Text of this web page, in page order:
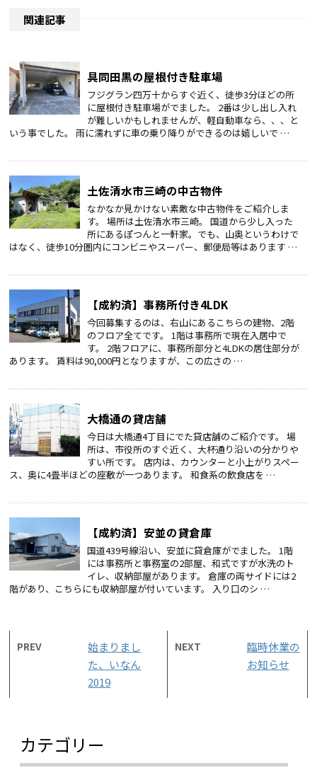
関連記事
具同田黒の屋根付き駐車場
フジグラン四万十からすぐ近く、徒歩3分ほどの所
に屋根付き駐車場がでました。 2番は少し出し入れ
が難しいかもしれませんが、軽自動車なら、、、と
いう事でした。 雨に濡れずに車の乗り降りができるのは嬉しいで …
土佐清水市三崎の中古物件
なかなか見かけない素敵な中古物件をご紹介しま
す。 場所は土佐清水市三崎。 国道から少し入った
所にあるぽつんと一軒家。でも、山奥というわけで
はなく、徒歩10分圏内にコンビニやスーパー、郵便局等はあります …
【成約済】事務所付き4LDK
今回募集するのは、右山にあるこちらの建物、2階
のフロア全てです。 1階は事務所で現在入居中で
す。 2階フロアに、事務所部分と4LDKの居住部分が
あります。 賃料は90,000円となりますが、この広さの …
大橋通の貸店舗
今日は大橋通4丁目にでた貸店舗のご紹介です。 場
所は、市役所のすぐ近く、大杯通り沿いの分かりや
すい所です。 店内は、カウンターと小上がりスペー
ス、奥に4畳半ほどの座敷が一つあります。 和食系の飲食店を …
【成約済】安並の貸倉庫
国道439号線沿い、安並に貸倉庫がでました。 1階
には事務所と事務室の2部屋、和式ですが水洗のト
イレ、収納部屋があります。 倉庫の両サイドには2
階があり、こちらにも収納部屋が付いています。 入り口のシ …
PREV
始まりまし
た、いなん
2019
NEXT
臨時休業の
お知らせ
カテゴリー